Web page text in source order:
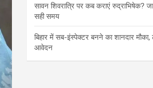
सावन शिवरात्रि पर कब कराएं रुद्राभिषेक?
सही समय
बिहार में सब-इंस्पेक्टर बनने का शानदार
आवेदन